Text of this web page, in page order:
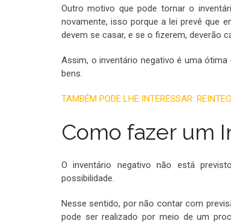
Outro motivo que pode tornar o
novamente, isso porque a lei prevê que
devem se casar, e se o fizerem, deverão
Assim, o inventário negativo é uma
bens.
TAMBÉM PODE LHE INTERESSAR:
Como fazer um
O inventário negativo não está
possibilidade.
Nesse sentido, por não contar com
pode ser realizado por meio de um